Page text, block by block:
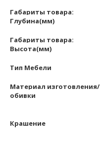
Габариты товара:
Глубина(мм)
Габариты товара:
Высота(мм)
Тип Мебели
Материал изготовления/
обивки
Крашение